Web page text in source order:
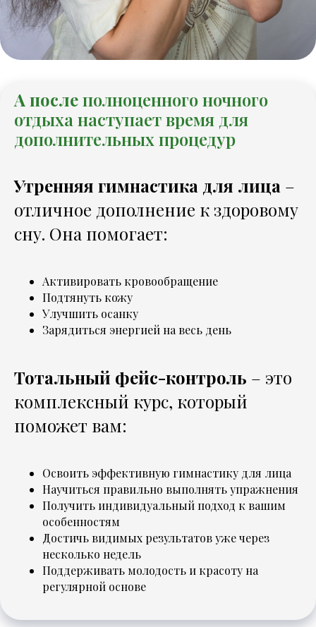
А послеполноценного ночного
отдыха наступает время для
дополнительных процедур
Утренняя гимнастика для лица –
отличное дополнение к здоровому
сну. Она помогает:
Активировать кровообращение
Подтянуть кожу
Улучшить осанку
Зарядиться энергией на весь день
Тотальный фейс-контроль – это
комплексный курс, который
поможет вам:
Освоить эффективную гимнастику для лица
Научиться правильно выполнять упражнения
Получить индивидуальный подход к вашим
особенностям
Достичь видимых результатов уже через
несколько недель
Поддерживать молодость и красоту на
регулярной основе